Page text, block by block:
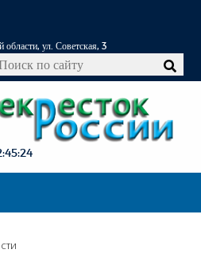
ул. Советская, 3